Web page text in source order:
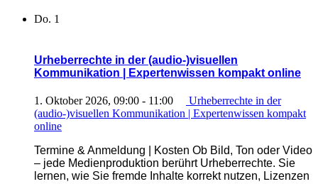
Expertenwissen
kompakt“
Do. 1
Urheberrechte in der (audio-)visuellen
Kommunikation | Expertenwissen kompakt online
1. Oktober 2026, 09:00 - 11:00
Urheberrechte in der
(audio-)visuellen Kommunikation | Expertenwissen kompakt
online
Termine & Anmeldung | Kosten Ob Bild, Ton oder Video
– jede Medienproduktion berührt Urheberrechte. Sie
lernen, wie Sie fremde Inhalte korrekt nutzen, Lizenzen